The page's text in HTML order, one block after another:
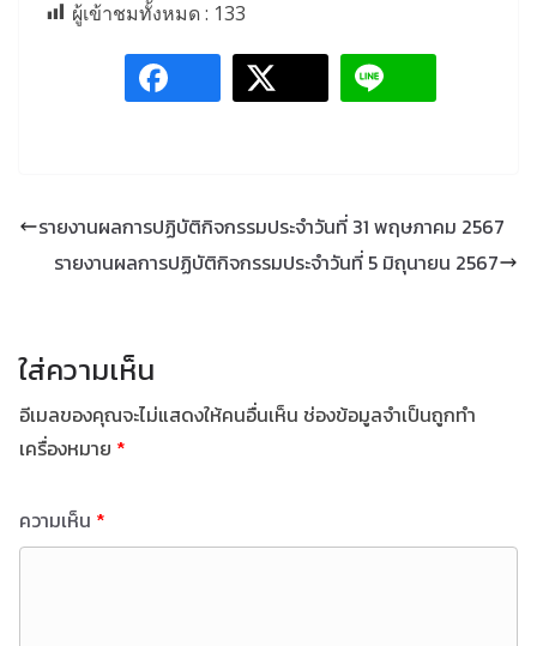
ผู้เข้าชมทั้งหมด : 133
รายงานผลการปฏิบัติกิจกรรมประจำวันที่ 31 พฤษภาคม 2567
รายงานผลการปฏิบัติกิจกรรมประจำวันที่ 5 มิถุนายน 2567
ใส่ความเห็น
อีเมลของคุณจะไม่แสดงให้คนอื่นเห็น ช่องข้อมูลจำเป็นถูกทำ
เครื่องหมาย *
ความเห็น *